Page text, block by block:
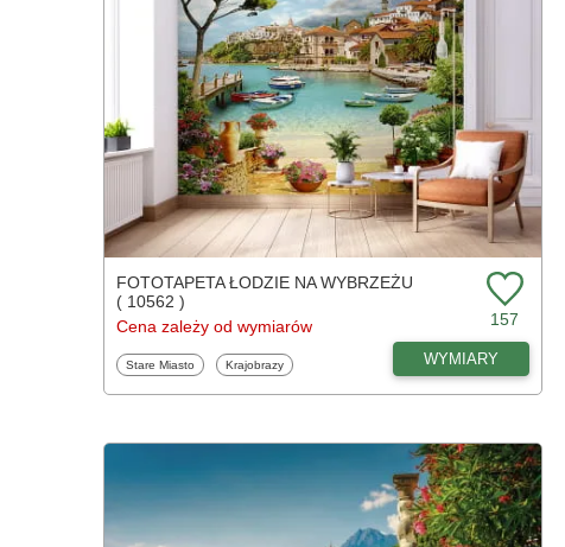
FOTOTAPETA ŁODZIE NA WYBRZEŻU
( 10562 )
Cena zależy od wymiarów
157
Fototapety
Stare Miasto Fototapety
Krajobrazy WYMIARY